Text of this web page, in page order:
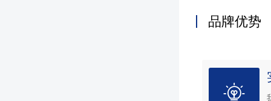
品牌优势